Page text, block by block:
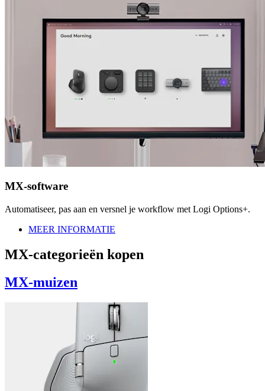
MX-software
Automatiseer, pas aan en versnel je workflow met Logi Options+.
MEER INFORMATIE
MX-categorieën kopen
MX-muizen